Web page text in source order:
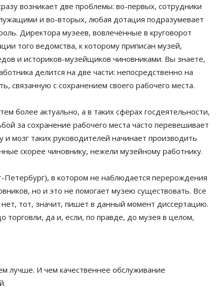
возникает две проблемы: во-первых, сотрудники
и во-вторых, любая дотация подразумевает
Директора музеев, вовлечённые в круговорот
того ведомства, к которому приписан музей,
и историков-музейщиков чиновниками. Вы знаете,
делится на две части: непосредственно на
связанную с сохранением своего рабочего места.
более актуально, а в таких сферах госдеятельности,
за сохранение рабочего места часто перевешивает
мозг таких руководителей начинает производить
скорее чиновнику, нежели музейному работнику.
Петербург), в котором не наблюдается перерождения
но и это не помогает музею существовать. Все
тот, значит, пишет в данный момент диссертацию.
да и, если, по правде, до музея в целом,
лучше. И чем качественнее обслуживание